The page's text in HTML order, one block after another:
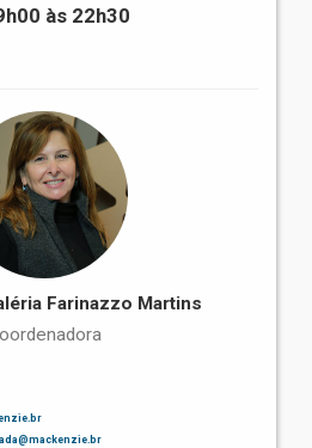
às 22h30
Farinazzo Martins